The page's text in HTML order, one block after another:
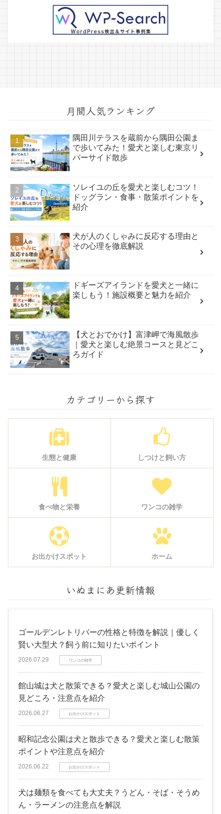
月間人気ランキング
隅田川テラスを蔵前から隅田公園ま
で歩いてみた！愛犬と楽しむ東京リ
バーサイド散歩
ソレイユの丘を愛犬と楽しむコツ！
ドッグラン・食事・散策ポイントを
紹介
犬が人のくしゃみに反応する理由と
その心理を徹底解説
ドギーズアイランドを愛犬と一緒に
楽しもう！施設概要と魅力を紹介
【犬とおでかけ】富津岬で海風散歩
｜愛犬と楽しむ絶景コースと見どこ
ろガイド
カテゴリーから探す
生態と健康 しつけと飼い方
食べ物と栄養 ワンコの雑学
お出かけスポット ホーム
いぬまにあ更新情報
ゴールデンレトリバーの性格と特徴を解説｜優しく
賢い大型犬？飼う前に知りたいポイント
2026.07.29 ワンコの雑学
館山城は犬と散策できる？愛犬と楽しむ城山公園の
見どころ・注意点を紹介
2026.06.27 お出かけスポット
昭和記念公園は犬と散歩できる？愛犬と楽しむ散策
ポイントや注意点を紹介
2026.06.22 お出かけスポット
犬は麺類を食べても大丈夫？うどん・そば・そうめ
ん・ラーメンの注意点を解説